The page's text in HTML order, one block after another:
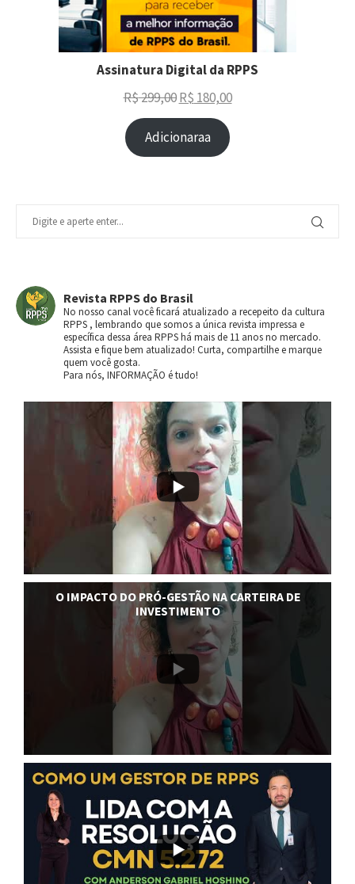
Assinatura Digital da RPPS
R$299,00 R$ 180,00
Adicionaraa
Revista RPPS do Brasil
No nosso canal você ficará atualizado a recepeito da cultura
RPPS , lembrando que somos a única revista impressa e
específica dessa área RPPS há mais de 11 anos no mercado.
Assista e fique bem atualizado! Curta, compartilhe e marque
quem você gosta.
Para nós, INFORMAÇÃO é tudo!
O IMPACTO DO PRÓ-GESTÃO NA CARTEIRA DE
INVESTIMENTO